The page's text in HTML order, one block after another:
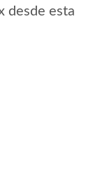
desde esta